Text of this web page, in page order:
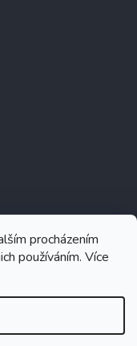
procházením
používáním. Více